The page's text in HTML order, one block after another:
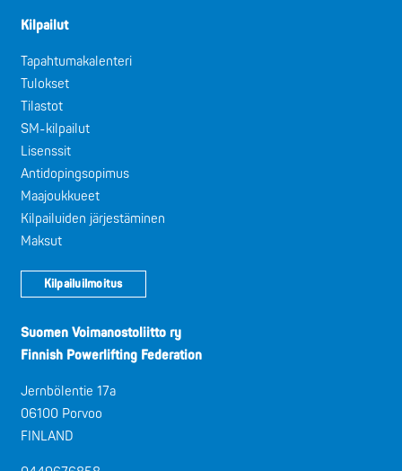
Kilpailut
Tapahtumakalenteri
Tulokset
Tilastot
SM-kilpailut
Lisenssit
Antidopingsopimus
Maajoukkueet
Kilpailuiden järjestäminen
Maksut
Kilpailuilmoitus
Suomen Voimanostoliitto ry
Finnish Powerlifting Federation
Jernbölentie 17a
06100 Porvoo
FINLAND